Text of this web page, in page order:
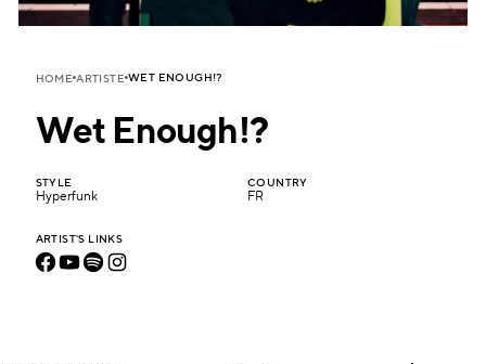
HOME ARTISTE WET ENOUGH!?
Wet Enough!?
STYLE
Hyperfunk
COUNTRY
FR
ARTIST'S LINKS